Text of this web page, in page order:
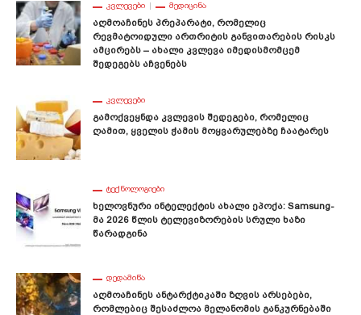
ᲙᲕᲚᲔᲕᲔᲑᲘ ᲛᲔᲓᲘᲪᲘᲜᲐ
Აღმოაჩინეს Პრეპარატი, Რომელიც
Რევმატოიდული Ართრიტის Განვითარების Რისკს
Ამცირებს – Ახალი Კვლევა Იმედისმომცემ
Შედეგებს Აჩვენებს
ᲙᲕᲚᲔᲕᲔᲑᲘ
Გამოქვეყნდა Კვლევის Შედეგები, Რომელიც
Ღამით, Ყველის Ჭამის Მოყვარულებზე Ჩაატარეს
ᲢᲔᲥᲜᲝᲚᲝᲒᲘᲔᲑᲘ
Ხელოვნური Ინტელექტის Ახალი Ეპოქა: Samsung-
Მა 2026 Წლის Ტელევიზორების Სრული Ხაზი
Წარადგინა
ᲓᲔᲓᲐᲛᲘᲬᲐ
Აღმოაჩინეს Ანტარქტიკაში Ზღვის Არსებები,
Რომლებიც Შესაძლოა Მელანომის Განკურნებაში